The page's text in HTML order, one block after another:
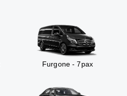
Furgone - 7pax